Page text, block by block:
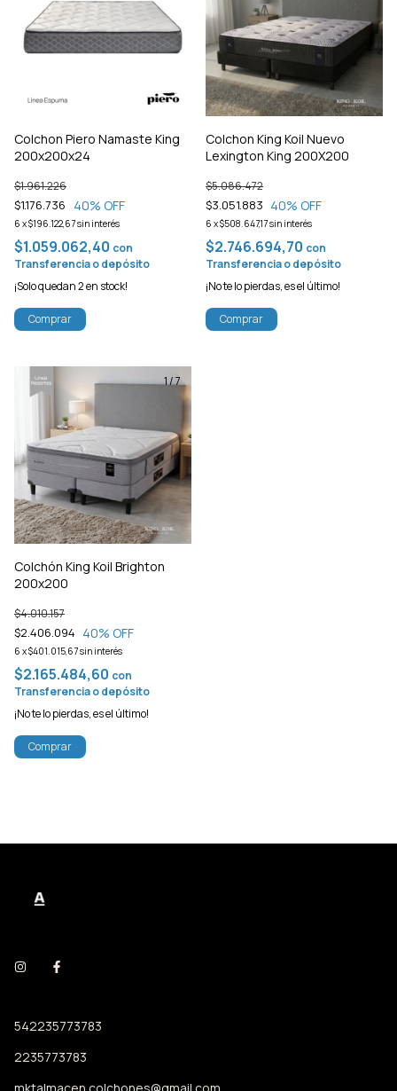
Colchon Piero Namaste King
200x200x24
$1.176.736
$1.961.226
40% OFF
6 x$196.122,67sin interés
$1.059.062,40 con
Transferencia o depósito
¡Solo quedan2en stock!
Comprar
Colchon King Koil Nuevo
Lexington King 200X200
$3.051.883
$5.086.472
40% OFF
6 x$508.647,17sin interés
$2.746.694,70 con
Transferencia o depósito
¡No te lo pierdas, es el último!
Comprar
1/7
Colchón King Koil Brighton
200x200
$2.406.094
$4.010.157
40% OFF
6 x$401.015,67sin interés
$2.165.484,60 con
Transferencia o depósito
¡No te lo pierdas, es el último!
Comprar
542235773783
2235773783